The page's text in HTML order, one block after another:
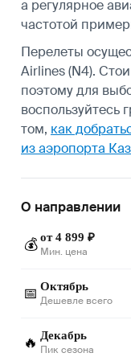
а регулярное
частотой
Перелеты
Airlines (N4).
поэтому для
том, как
из аэропорта
О направлении
💰 от 4 899 ₽
Мин. цена
📅 Октябрь
Дешевле всего
🔥 Декабрь
Пик сезона